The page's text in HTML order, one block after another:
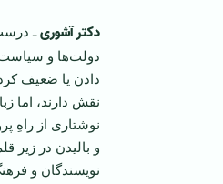
دکتر آشوریـ
دولت‌ها و
دادن یا ضعیف
نقش دارند، اما
نوشتاری از راهِ
و بالیدن در زیر
نویسندگان و